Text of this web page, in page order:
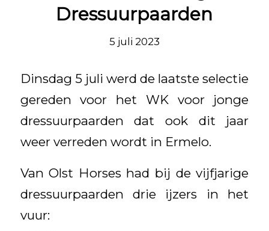
Dressuurpaarden
5 juli 2023
Dinsdag 5 juli werd de laatste selectie
gereden voor het WK voor jonge
dressuurpaarden dat ook dit jaar
weer verreden wordt in Ermelo.
Van Olst Horses had bij de vijfjarige
dressuurpaarden drie ijzers in het
vuur: